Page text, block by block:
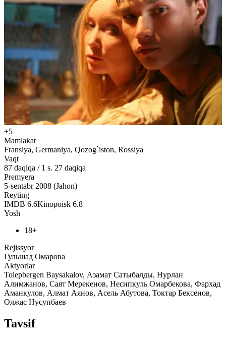
+5
Mamlakat
Fransiya, Germaniya, Qozog`iston, Rossiya
Vaqt
87 daqiqa / 1 s. 27 daqiqa
Premyera
5-sentabr 2008 (Jahon)
Reyting
IMDB 6.6Kinopoisk 6.8
Yosh
18+
Rejissyor
Гульшад Омарова
Aktyorlar
Tolepbergen Baysakalov, Азамат Сатыбалды, Нурлан
Алимжанов, Саят Мерекенов, Несипкуль Омарбекова, Фархад
Аманкулов, Алмат Аянов, Асель Абутова, Токтар Бексенов,
Олжас Нусупбаев
Tavsif